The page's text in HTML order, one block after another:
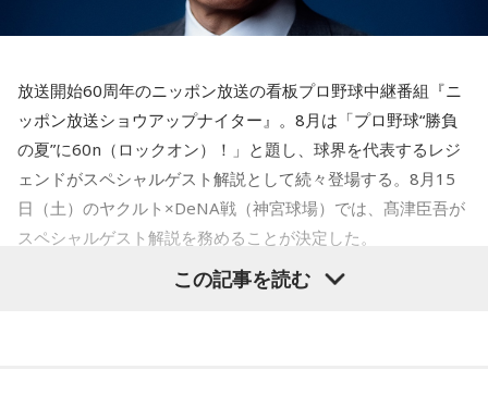
■監修者プロフィール：蝶ちょ（ちょうちょ）
池袋占い館セレーネ所属。電話占いメルにも出演。第六感で
命、宿曜占星術でオーダーメイドの鑑定を手掛ける。転職、
結婚、離別など多くの経験から、今どう動くべきか悩む人に
寄り添いナビゲートする。
Webサイト： https://selene-uranai.com/
YouTube：https://www.youtube.com/@ataru-uranai
鳩のぬいぐるみは「愛情」を暗示しています。あなたは追い
詰められても、自分より大切な誰かを思い浮かべる、利他的
なタイプ。窮地でこそ人にやさしくできる、あたたかい心の
持ち主です。ただ、自分を後回しにしすぎないよう気をつけ
てください。
2．身分証……本性は「したたかな悪魔」
身分証は「あなた自身の存在」を暗示しています。あなたは
窮地に立たされると、何よりまず自分を守り抜く、利己的な
放送開始60周年のニッポン放送の看板プロ野球中継番組『ニ
ッポン放送ショウアップナイター』。8月は「プロ野球“勝負
の夏”に60n（ロックオン）！」と題し、球界を代表するレジ
ェンドがスペシャルゲスト解説として続々登場する。8月15
日（土）のヤクルト×DeNA戦（神宮球場）では、髙津臣吾が
スペシャルゲスト解説を務めることが決定した。
この記事を読む